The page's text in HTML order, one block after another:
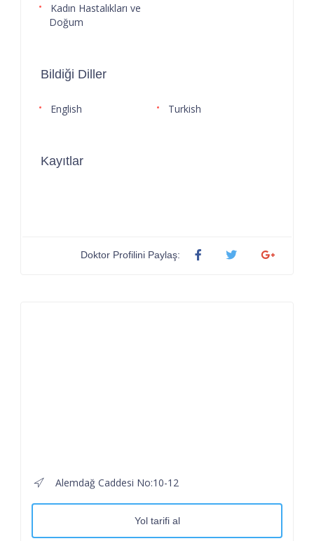
Kadın Hastalıkları ve
Doğum
Bildiği Diller
English Turkish
Kayıtlar
Doktor Profilini Paylaş:
Alemdağ Caddesi No:10-12
Yol tarifi al